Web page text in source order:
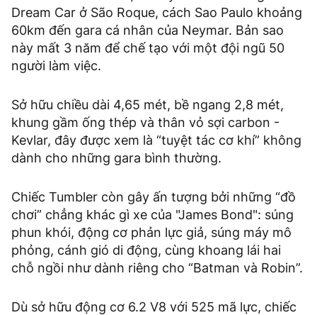
Dream Car ở São Roque, cách Sao Paulo khoảng
60km đến gara cá nhân của Neymar. Bản sao
này mất 3 năm để chế tạo với một đội ngũ 50
người làm việc.
Sở hữu chiều dài 4,65 mét, bề ngang 2,8 mét,
khung gầm ống thép và thân vỏ sợi carbon -
Kevlar, đây được xem là “tuyệt tác cơ khí” không
dành cho những gara bình thường.
Chiếc Tumbler còn gây ấn tượng bởi những “đồ
chơi” chẳng khác gì xe của "James Bond": súng
phun khói, động cơ phản lực giả, súng máy mô
phỏng, cánh gió di động, cùng khoang lái hai
chỗ ngồi như dành riêng cho “Batman và Robin”.
Dù sở hữu động cơ 6.2 V8 với 525 mã lực, chiếc